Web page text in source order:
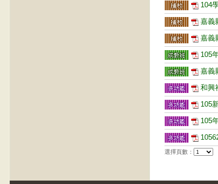
104
嘉義
嘉義
105
嘉義
和興
105
105
選擇頁數：